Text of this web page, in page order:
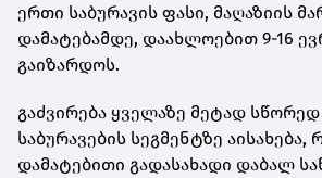
ერთი საბურავის ფასი, მაღაზიის
დამატებამდე, დაახლოებით 9-16
გაიზარდოს.
გაძვირება ყველაზე მეტად
საბურავების სეგმენტზე აისახება,
დამატებითი გადასახადი დაბალ